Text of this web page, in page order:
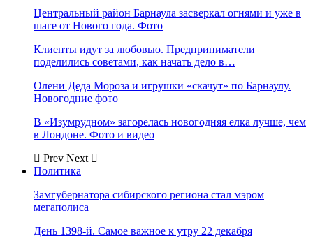
Центральный район Барнаула засверкал огнями и уже в
шаге от Нового года. Фото
Клиенты идут за любовью. Предприниматели
поделились советами, как начать дело в…
Олени Деда Мороза и игрушки «скачут» по Барнаулу.
Новогодние фото
В «Изумрудном» загорелась новогодняя елка лучше, чем
в Лондоне. Фото и видео
Prev Next
Политика
Замгубернатора сибирского региона стал мэром
мегаполиса
День 1398-й. Самое важное к утру 22 декабря